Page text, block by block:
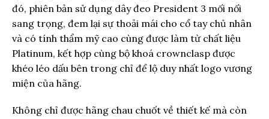
đó, phiên bản sử dụng dây đeo President 3 mối nối
sang trọng, đem lại sự thoải mái cho cổ tay chủ nhân
và có tính thẩm mỹ cao cùng được làm từ chất liệu
Platinum, kết hợp cùng bộ khoá crownclasp được
khéo léo dấu bên trong chỉ để lộ duy nhất logo vương
miện của hãng.
Không chỉ được hãng chau chuốt về thiết kế mà còn